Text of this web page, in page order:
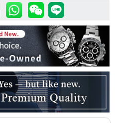
ガイド
オリティについて